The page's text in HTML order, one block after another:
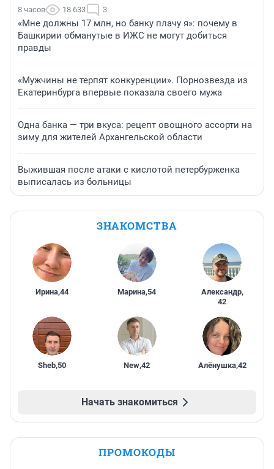
8 часов 18 633 3
«Мне должны 17 млн, но банку плачу я»: почему в
Башкирии обманутые в ИЖС не могут добиться
правды
«Мужчины не терпят конкуренции». Порнозвезда из
Екатеринбурга впервые показала своего мужа
Одна банка — три вкуса: рецепт овощного ассорти на
зиму для жителей Архангельской области
Выжившая после атаки с кислотой петербурженка
выписалась из больницы
ЗНАКОМСТВА
Ирина,44 Марина,54 Александр,
42
Sheb,50 New,42 Алёнушка,42
Начать знакомиться
ПРОМОКОДЫ